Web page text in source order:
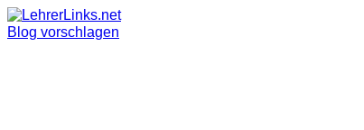
Skip
to
Blog vorschlagen